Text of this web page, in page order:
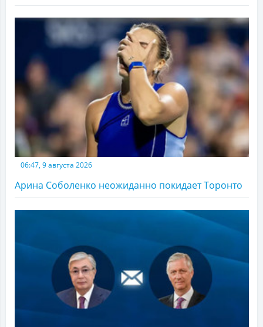
06:47, 9 августа 2026
Арина Соболенко неожиданно покидает Торонто